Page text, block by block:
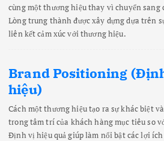
cùng một thương hiệu thay vì chuyển sang
Lòng trung thành được xây dựng dựa trên
liên kết cảm xúc với thương hiệu.
Brand Positioning
hiệu)
Cách một thương hiệu tạo ra sự khác biệt
trong tâm trí của khách hàng mục tiêu so
Định vị hiệu quả giúp làm nổi bật các lợi